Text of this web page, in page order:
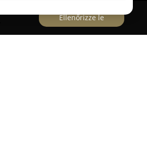
Ellenőrizze le